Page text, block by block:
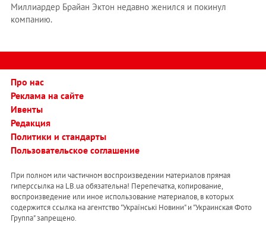
Миллиардер Брайан Эктон недавно женился и покинул
компанию.
Про нас
Реклама на сайте
Ивенты
Редакция
Политики и стандарты
Пользовательское соглашение
При полном или частичном воспроизведении материалов прямая
гиперссылка на LB.ua обязательна! Перепечатка, копирование,
воспроизведение или иное использование материалов, в которых
содержится ссылка на агентство "Українськi Новини" и "Украинская Фото
Группа" запрещено.